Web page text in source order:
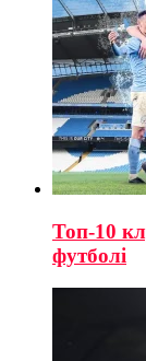
Топ-10
футболі